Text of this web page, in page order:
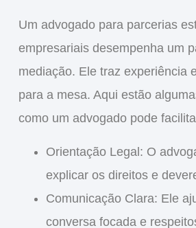
Um advogado para parcerias
empresariaisdesempenha um
mediação. Ele traz experiência
para a mesa. Aqui estão
como um advogado pode
Orientação Legal: O
explicar os direitos e
Comunicação Clara: Ele
conversa focada e